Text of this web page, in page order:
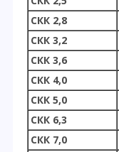
СКК 2,8
СКК 3,2
СКК 3,6
СКК 4,0
СКК 5,0
СКК 6,3
СКК 7,0